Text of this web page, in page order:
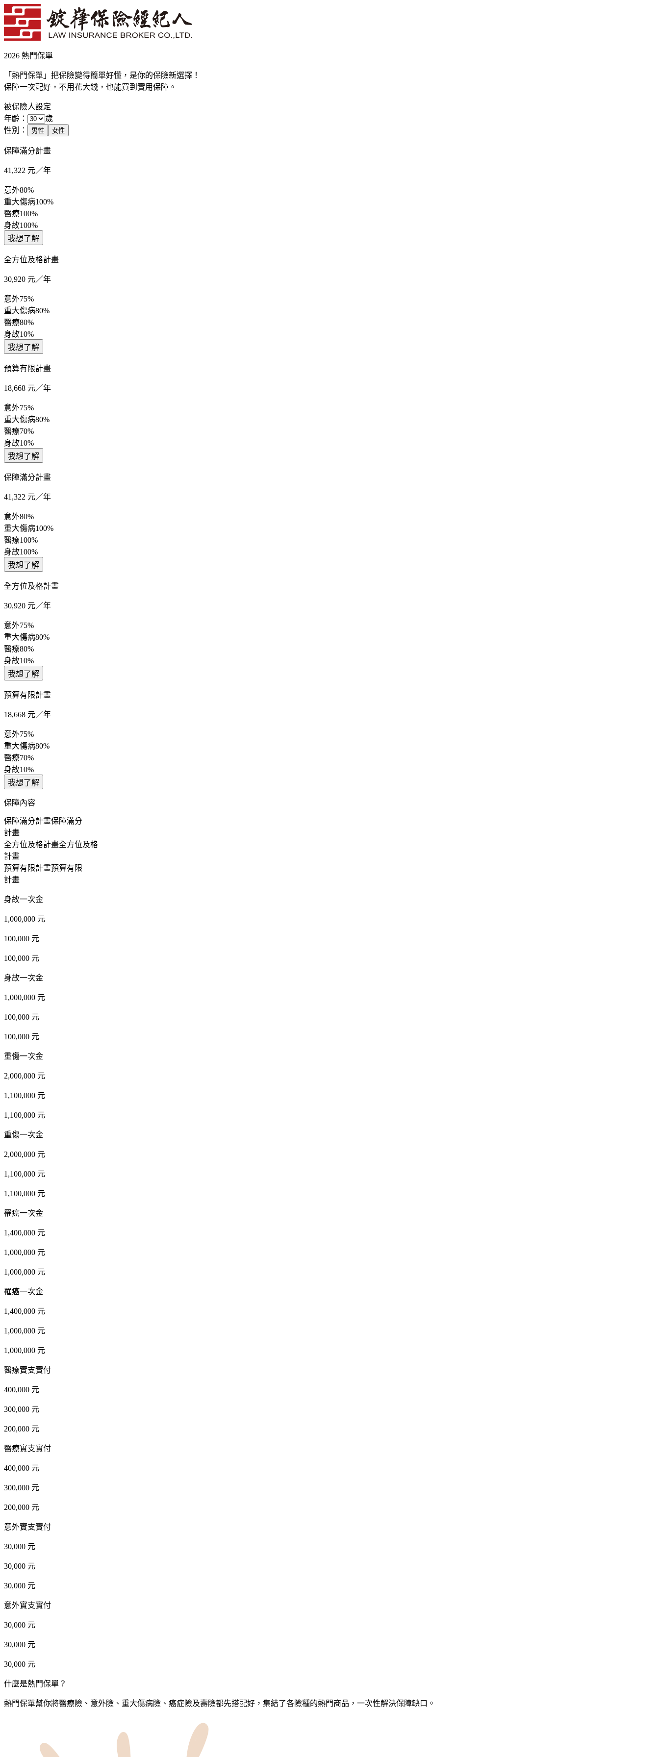
2026 熱門保單
「熱門保單」把保險變得簡單好懂，是你的保險新選擇！
保障一次配好，不用花大錢，也能買到實用保障。
被保險人設定
年齡：
歲
性別：
男性 女性
保障滿分計畫
41,322 元／年
意外80%
重大傷病100%
醫療100%
身故100%
我想了解
全方位及格計畫
30,920 元／年
意外75%
重大傷病80%
醫療80%
身故10%
我想了解
預算有限計畫
18,668 元／年
意外75%
重大傷病80%
醫療70%
身故10%
我想了解
保障滿分計畫
41,322 元／年
意外80%
重大傷病100%
醫療100%
身故100%
我想了解
全方位及格計畫
30,920 元／年
意外75%
重大傷病80%
醫療80%
身故10%
我想了解
預算有限計畫
18,668 元／年
意外75%
重大傷病80%
醫療70%
身故10%
我想了解
保障內容
保障滿分計畫保障滿分
計畫
全方位及格計畫全方位及格
計畫
預算有限計畫預算有限
計畫
身故一次金
1,000,000 元
100,000 元
100,000 元
身故一次金
1,000,000 元
100,000 元
100,000 元
重傷一次金
2,000,000 元
1,100,000 元
1,100,000 元
重傷一次金
2,000,000 元
1,100,000 元
1,100,000 元
罹癌一次金
1,400,000 元
1,000,000 元
1,000,000 元
罹癌一次金
1,400,000 元
1,000,000 元
1,000,000 元
醫療實支實付
400,000 元
300,000 元
200,000 元
醫療實支實付
400,000 元
300,000 元
200,000 元
意外實支實付
30,000 元
30,000 元
30,000 元
意外實支實付
30,000 元
30,000 元
30,000 元
什麼是熱門保單？
熱門保單幫你將醫療險、意外險、重大傷病險、癌症險及壽險都先搭配好，集結了各險種的熱門商品，一次性解決保障缺口。